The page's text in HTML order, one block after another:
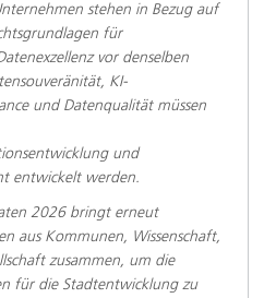
stehen in Bezug auf
für
vor denselben
KI-
und Datenqualität müssen
und
entwickelt werden.
2026 bringt erneut
aus Kommunen, Wissenschaft,
zusammen, um die
für die Stadtentwicklung zu